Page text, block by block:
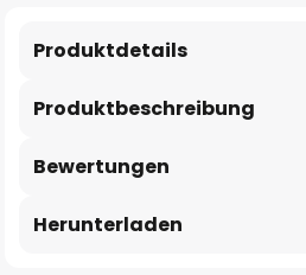
Produktbeschreibung
Produktdetails
Bewertungen
Herunterladen